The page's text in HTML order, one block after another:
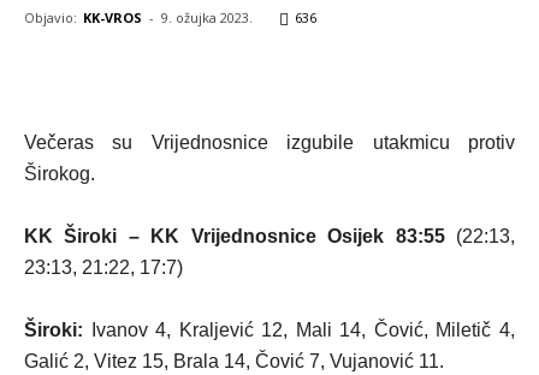
Objavio: KK-VROS - 9. ožujka 2023. 636
Večeras su Vrijednosnice izgubile utakmicu protiv
Širokog.
KK Široki – KK Vrijednosnice Osijek 83:55(22:13,
23:13, 21:22, 17:7)
Široki: Ivanov 4, Kraljević 12, Mali 14, Čović, Miletič 4,
Galić 2, Vitez 15, Brala 14, Čović 7, Vujanović 11.